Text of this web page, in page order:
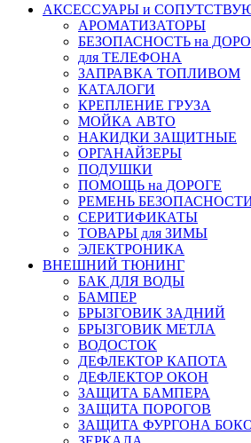
АКСЕССУАРЫ и
АРОМАТИЗАТОРЫ
БЕЗОПАСНОСТЬ на
для ТЕЛЕФОНА
ЗАПРАВКА ТОПЛИВОМ
КАТАЛОГИ
КРЕПЛЕНИЕ ГРУЗА
МОЙКА АВТО
НАКИДКИ ЗАЩИТНЫЕ
ОРГАНАЙЗЕРЫ
ПОДУШКИ
ПОМОЩЬ на ДОРОГЕ
РЕМЕНЬ
СЕРИТИФИКАТЫ
ТОВАРЫ для ЗИМЫ
ЭЛЕКТРОНИКА
ВНЕШНИЙ ТЮНИНГ
БАК ДЛЯ ВОДЫ
БАМПЕР
БРЫЗГОВИК ЗАДНИЙ
БРЫЗГОВИК МЕТЛА
ВОДОСТОК
ДЕФЛЕКТОР КАПОТА
ДЕФЛЕКТОР ОКОН
ЗАЩИТА БАМПЕРА
ЗАЩИТА ПОРОГОВ
ЗАЩИТА ФУРГОНА